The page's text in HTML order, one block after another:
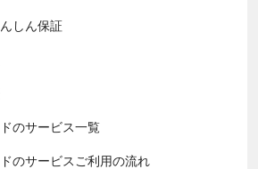
しん保証
のサービス一覧
のサービスご利用の流れ